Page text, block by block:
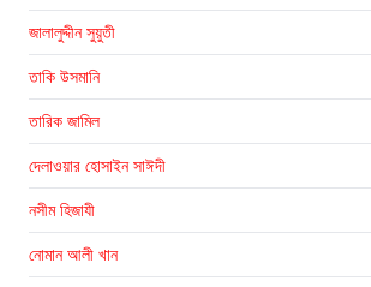
জালালুদ্দীন সুয়ুতী
তাকি উসমানি
তারিক জামিল
দেলাওয়ার হোসাইন সাঈদী
নসীম হিজাযী
নোমান আলী খান